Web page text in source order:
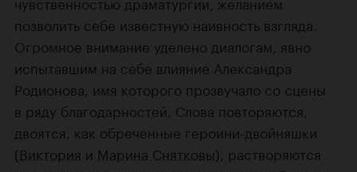
позволить себе известную наивность взгляда.
Огромное внимание уделено диалогам, явно
испытавшим на себе влияние Александра
Родионова, имя которого прозвучало со сцены
в ряду благодарностей. Слова повторяются,
двоятся, как обреченные героини-двойняшки
(Виктория и Марина Снятковы), растворяются